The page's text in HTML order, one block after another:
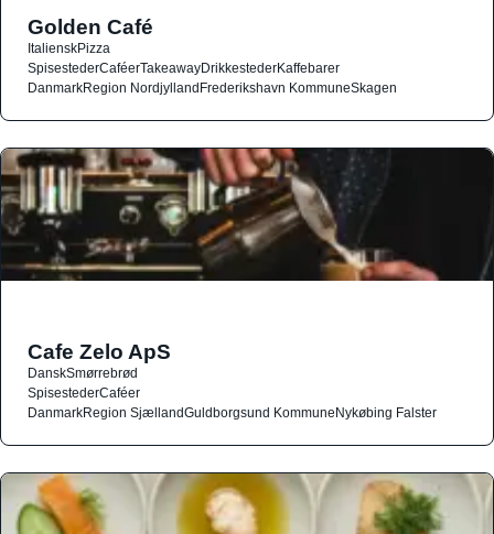
Golden Café
ItalienskPizza
SpisestederCaféerTakeawayDrikkestederKaffebarer
DanmarkRegion NordjyllandFrederikshavn KommuneSkagen
Cafe Zelo ApS
DanskSmørrebrød
SpisestederCaféer
DanmarkRegion SjællandGuldborgsund KommuneNykøbing Falster